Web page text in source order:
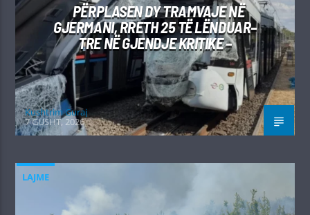
PËRPLASEN DY TRAMVAJE NË
GJERMANI, RRETH 25 TË LËNDUAR–
TRE NË GJENDJE KRITIKE –
Kushtrim Guraj
7 GUSHT, 2026
LAJME